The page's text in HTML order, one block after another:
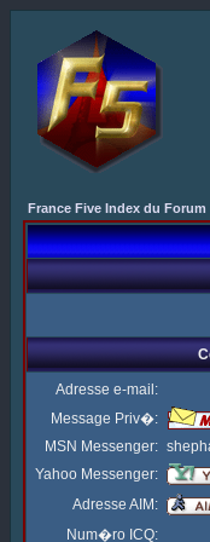
France Five Index du Forum
Adresse e-mail:
Message Priv�:
MSN Messenger:
Yahoo Messenger:
Adresse AIM:
Num�ro ICQ: